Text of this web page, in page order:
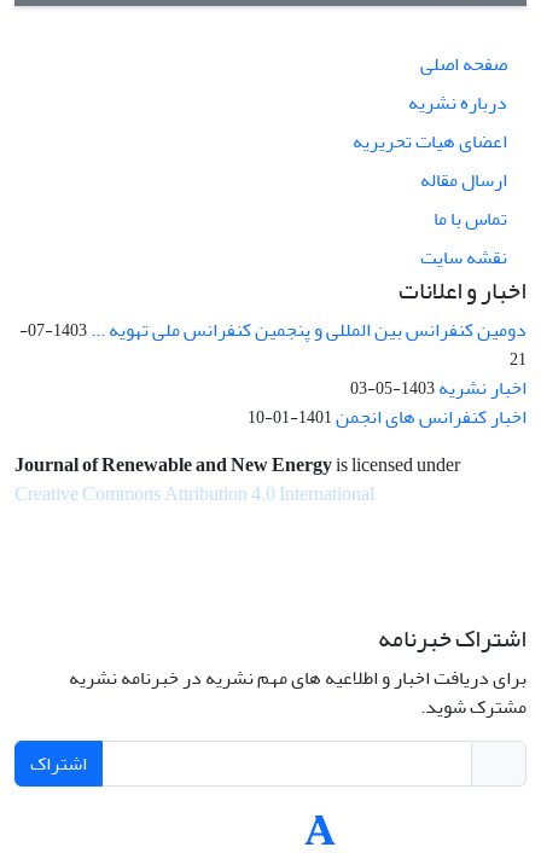
صفحه اصلی
درباره نشریه
اعضای هیات تحریریه
ارسال مقاله
تماس با ما
نقشه سایت
اخبار و اعلانات
دومین کنفرانس بین المللی و پنجمین کنفرانس ملی تهویه ...
1403-07-
21
اخبار نشریه1403-05-03
اخبار کنفرانس های انجمن1401-01-10
Journal of Renewable and New Energyis licensed under
Creative Commons Attribution 4.0 International
اشتراک خبرنامه
برای دریافت اخبار و اطلاعیه های مهم نشریه در خبرنامه نشریه
مشترک شوید.
اشتراک